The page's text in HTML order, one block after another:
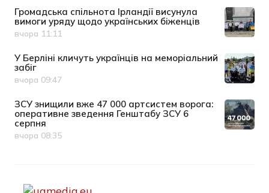
Громадська спільнота Ірландії висунула
вимоги уряду щодо українських біженців
Дата публікації
вчора 11:11
У Берліні кличуть українців на меморіальний
забіг
Дата публікації
вчора 09:47
ЗСУ знищили вже 47 000 артсистем ворога:
оперативне зведення Генштабу ЗСУ 6
серпня
Дата публікації
вчора 08:35